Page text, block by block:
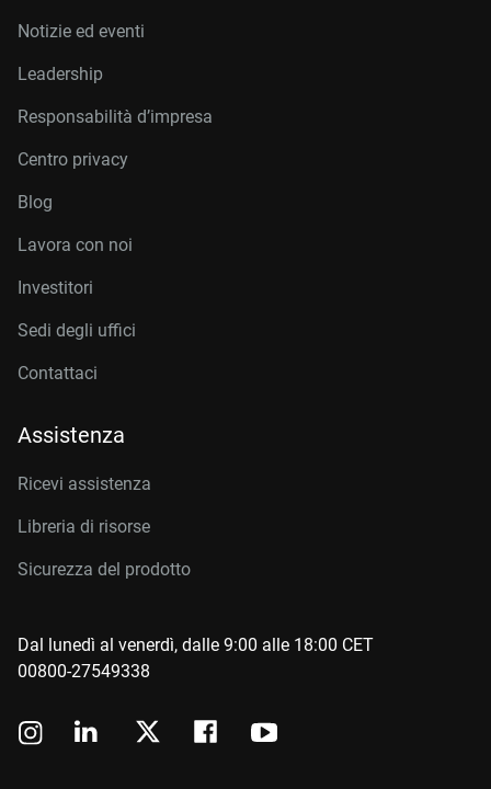
Notizie ed eventi
Leadership
Responsabilità d’impresa
Centro privacy
Blog
Lavora con noi
Investitori
Sedi degli uffici
Contattaci
Assistenza
Ricevi assistenza
Libreria di risorse
Sicurezza del prodotto
Dal lunedì al venerdì, dalle 9:00 alle 18:00 CET
00800-27549338